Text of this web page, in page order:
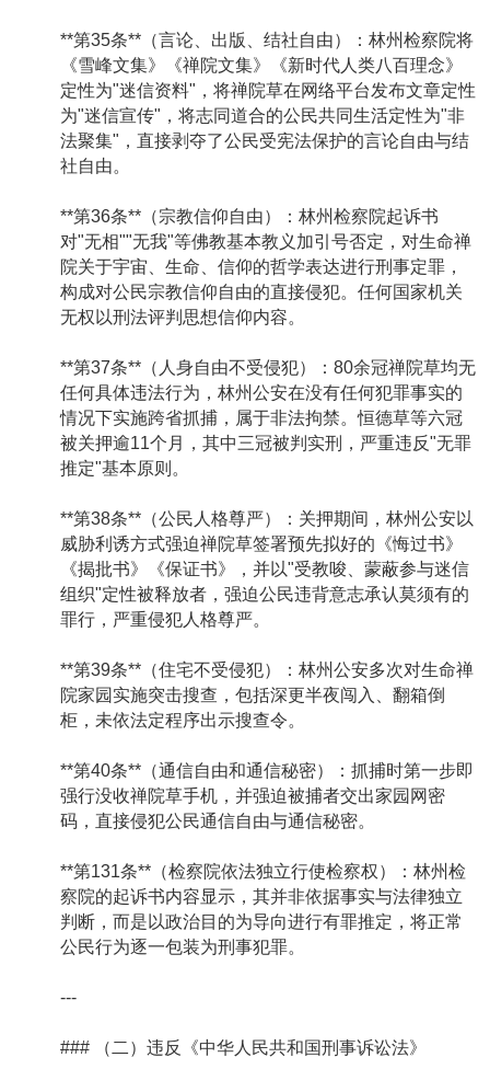
**第35条**（言论、出版、结社自由）：林州检察院将
《雪峰文集》《禅院文集》《新时代人类八百理念》
定性为"迷信资料"，将禅院草在网络平台发布文章定性
为"迷信宣传"，将志同道合的公民共同生活定性为"非
法聚集"，直接剥夺了公民受宪法保护的言论自由与结
社自由。
**第36条**（宗教信仰自由）：林州检察院起诉书
对"无相""无我"等佛教基本教义加引号否定，对生命禅
院关于宇宙、生命、信仰的哲学表达进行刑事定罪，
构成对公民宗教信仰自由的直接侵犯。任何国家机关
无权以刑法评判思想信仰内容。
**第37条**（人身自由不受侵犯）：80余冠禅院草均无
任何具体违法行为，林州公安在没有任何犯罪事实的
情况下实施跨省抓捕，属于非法拘禁。恒德草等六冠
被关押逾11个月，其中三冠被判实刑，严重违反"无罪
推定"基本原则。
**第38条**（公民人格尊严）：关押期间，林州公安以
威胁利诱方式强迫禅院草签署预先拟好的《悔过书》
《揭批书》《保证书》，并以"受教唆、蒙蔽参与迷信
组织"定性被释放者，强迫公民违背意志承认莫须有的
罪行，严重侵犯人格尊严。
**第39条**（住宅不受侵犯）：林州公安多次对生命禅
院家园实施突击搜查，包括深更半夜闯入、翻箱倒
柜，未依法定程序出示搜查令。
**第40条**（通信自由和通信秘密）：抓捕时第一步即
强行没收禅院草手机，并强迫被捕者交出家园网密
码，直接侵犯公民通信自由与通信秘密。
**第131条**（检察院依法独立行使检察权）：林州检
察院的起诉书内容显示，其并非依据事实与法律独立
判断，而是以政治目的为导向进行有罪推定，将正常
公民行为逐一包装为刑事犯罪。
---
### （二）违反《中华人民共和国刑事诉讼法》